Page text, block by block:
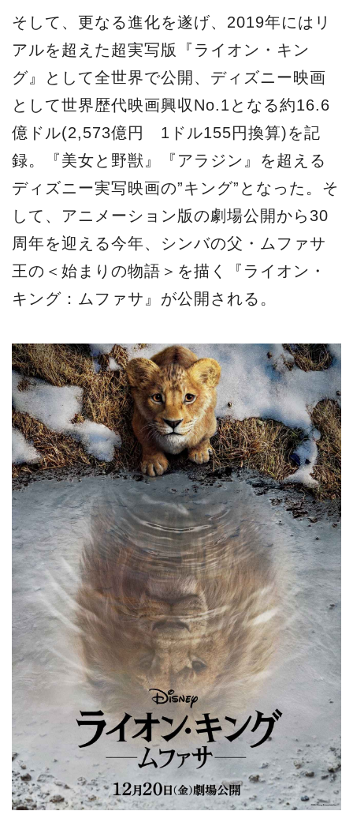
そして、更なる進化を遂げ、2019年にはリ
アルを超えた超実写版『ライオン・キン
グ』として全世界で公開、ディズニー映画
として世界歴代映画興収No.1となる約16.6
億ドル(2,573億円 1ドル155円換算)を記
録。『美女と野獣』『アラジン』を超える
ディズニー実写映画の”キング”となった。そ
して、アニメーション版の劇場公開から30
周年を迎える今年、シンバの父・ムファサ
王の＜始まりの物語＞を描く『ライオン・
キング：ムファサ』が公開される。